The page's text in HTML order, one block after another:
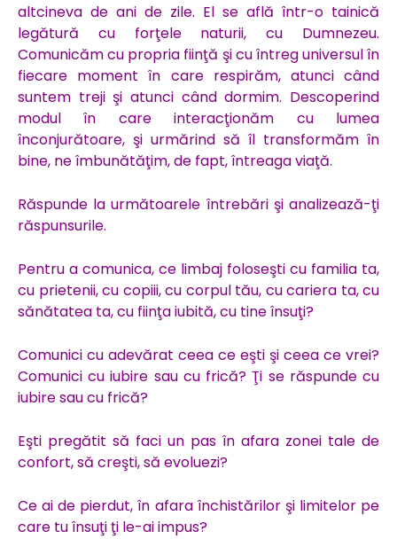
altcineva de ani de zile. El se află într-o tainică
legătură cu forţele naturii, cu Dumnezeu.
Comunicăm cu propria fiinţă şi cu întreg universul în
fiecare moment în care respirăm, atunci când
suntem treji şi atunci când dormim. Descoperind
modul în care interacţionăm cu lumea
înconjurătoare, şi urmărind să îl transformăm în
bine, ne îmbunătăţim, de fapt, întreaga viaţă.
Răspunde la următoarele întrebări şi analizează-ţi
răspunsurile.
Pentru a comunica, ce limbaj foloseşti cu familia ta,
cu prietenii, cu copiii, cu corpul tău, cu cariera ta, cu
sănătatea ta, cu fiinţa iubită, cu tine însuţi?
Comunici cu adevărat ceea ce eşti şi ceea ce vrei?
Comunici cu iubire sau cu frică? Ţi se răspunde cu
iubire sau cu frică?
Eşti pregătit să faci un pas în afara zonei tale de
confort, să creşti, să evoluezi?
Ce ai de pierdut, în afara închistărilor şi limitelor pe
care tu însuţi ţi le-ai impus?